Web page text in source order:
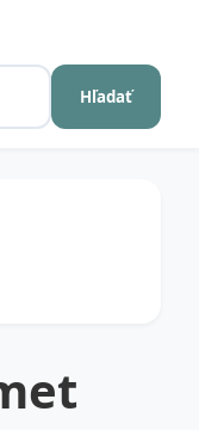
Hľadať